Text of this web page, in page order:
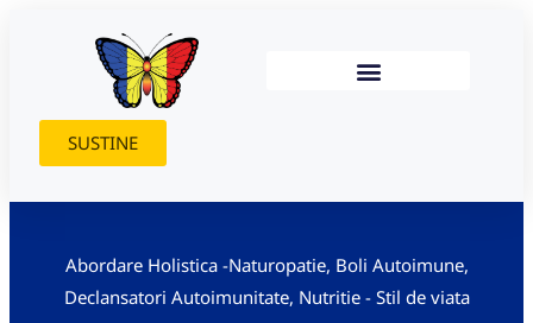
SUSTINE
Abordare Holistica -Naturopatie, Boli Autoimune,
Declansatori Autoimunitate, Nutritie - Stil de viata